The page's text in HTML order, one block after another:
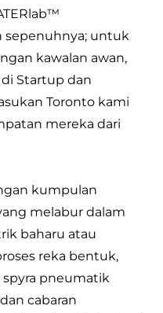
sepenuhnya; untuk
kawalan awan,
Startup dan
Toronto kami
mereka dari
kumpulan
melabur dalam
baharu atau
reka bentuk,
pneumatik
cabaran